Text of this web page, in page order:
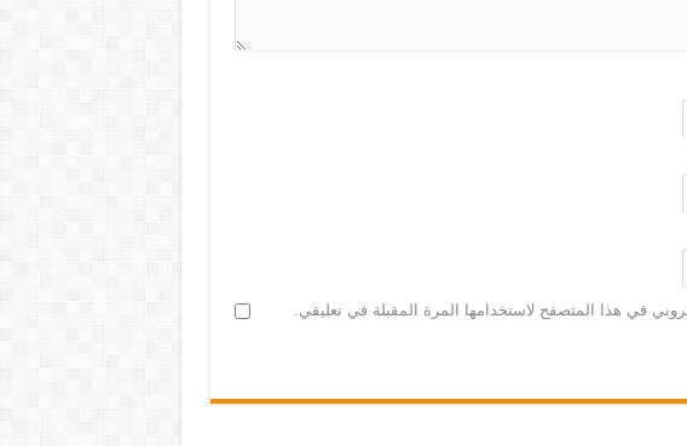
في هذا المتصفح لاستخدامها المرة المقبلة في تعليقي.